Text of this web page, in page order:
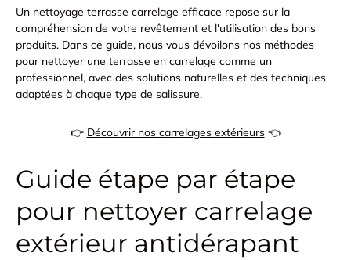
Un nettoyage terrasse carrelage efficace repose sur la
compréhension de votre revêtement et l'utilisation des bons
produits. Dans ce guide, nous vous dévoilons nos méthodes
pour nettoyer une terrasse en carrelage comme un
professionnel, avec des solutions naturelles et des techniques
adaptées à chaque type de salissure.
👉 Découvrir nos carrelages extérieurs👈
Guide étape par étape
pour nettoyer carrelage
extérieur antidérapant